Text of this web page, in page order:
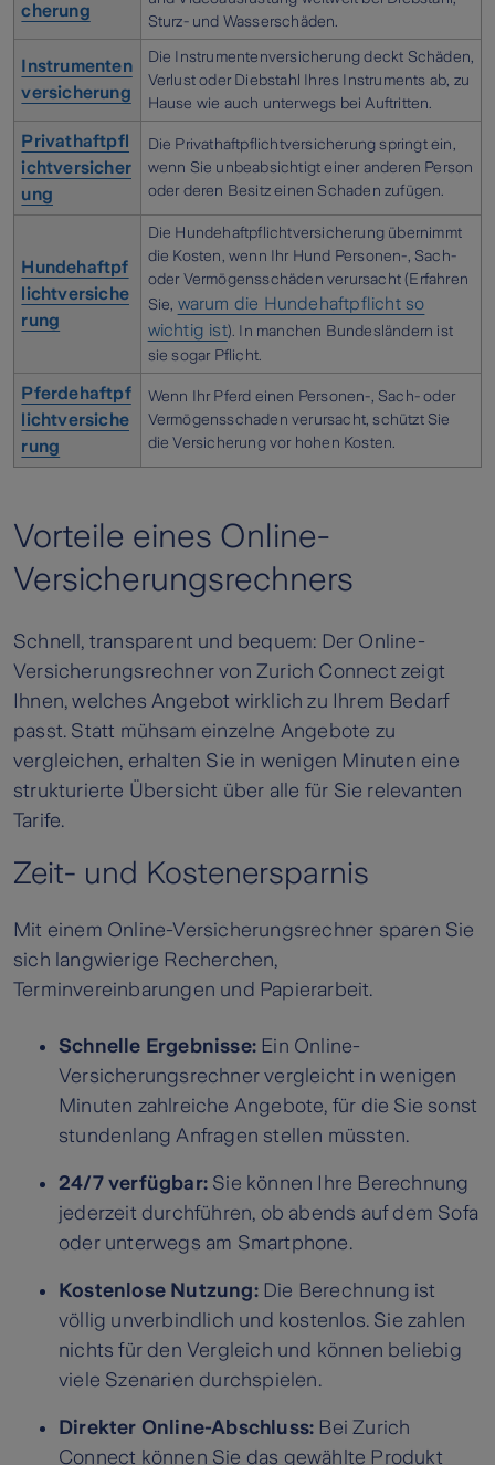
cherung
Sturz- und Wasserschäden.
Instrumenten
versicherung
Die Instrumentenversicherung deckt Schäden,
Verlust oder Diebstahl Ihres Instruments ab, zu
Hause wie auch unterwegs bei Auftritten.
Privathaftpfl
ichtversicher
ung
Die Privathaftpflichtversicherung springt ein,
wenn Sie unbeabsichtigt einer anderen Person
oder deren Besitz einen Schaden zufügen.
Hundehaftpf
lichtversiche
rung
Die Hundehaftpflichtversicherung übernimmt
die Kosten, wenn Ihr Hund Personen-, Sach-
oder Vermögensschäden verursacht (Erfahren
Sie, warum die Hundehaftpflicht so
wichtig ist). In manchen Bundesländern ist
sie sogar Pflicht.
Pferdehaftpf
lichtversiche
rung
Wenn Ihr Pferd einen Personen-, Sach- oder
Vermögensschaden verursacht, schützt Sie
die Versicherung vor hohen Kosten.
Vorteile eines Online-
Versicherungsrechners
Schnell, transparent und bequem: Der Online-
Versicherungsrechner von Zurich Connect zeigt
Ihnen, welches Angebot wirklich zu Ihrem Bedarf
passt. Statt mühsam einzelne Angebote zu
vergleichen, erhalten Sie in wenigen Minuten eine
strukturierte Übersicht über alle für Sie relevanten
Tarife.
Zeit- und Kostenersparnis
Mit einem Online-Versicherungsrechner sparen Sie
sich langwierige Recherchen,
Terminvereinbarungen und Papierarbeit.
Schnelle Ergebnisse: Ein Online-
Versicherungsrechner vergleicht in wenigen
Minuten zahlreiche Angebote, für die Sie sonst
stundenlang Anfragen stellen müssten.
24/7 verfügbar: Sie können Ihre Berechnung
jederzeit durchführen, ob abends auf dem Sofa
oder unterwegs am Smartphone.
Kostenlose Nutzung:Die Berechnung ist
völlig unverbindlich und kostenlos. Sie zahlen
nichts für den Vergleich und können beliebig
viele Szenarien durchspielen.
Direkter Online-Abschluss: Bei Zurich
Connect können Sie das gewählte Produkt